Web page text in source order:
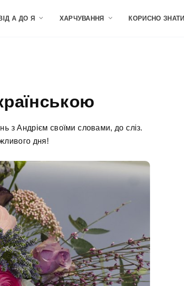
А ДО Я ХАРЧУВАННЯ КОРИСНО ЗНАТИ
з Андрієм своїми словами, до сліз.
дня!